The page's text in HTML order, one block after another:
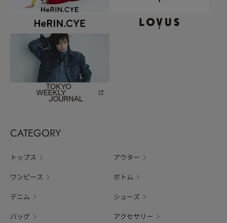
CATEGORY
トップス アウター
ワンピース ボトム
デニム シューズ
バッグ アクセサリー